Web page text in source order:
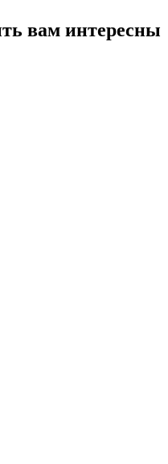
вам интересны